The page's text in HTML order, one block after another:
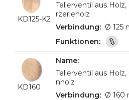
KD125-K2
Tellerventil aus
rzerleholz
Ø 125
KD160
Tellerventil aus
nholz
Ø 160